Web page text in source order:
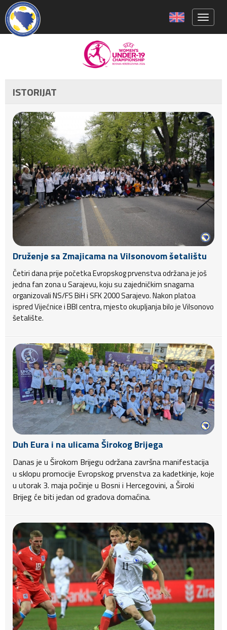
ISTORIJAT
Druženje sa Zmajicama na Vilsonovom šetalištu
Četiri dana prije početka Evropskog prvenstva održana je još
jedna fan zona u Sarajevu, koju su zajedničkim snagama
organizovali NS/FS BiH i SFK 2000 Sarajevo. Nakon platoa
ispred Vijećnice i BBI centra, mjesto okupljanja bilo je Vilsonovo
šetalište.
Duh Eura i na ulicama Širokog Brijega
Danas je u Širokom Brijegu održana završna manifestacija
u sklopu promocije Evropskog prvenstva za kadetkinje, koje
u utorak 3. maja počinje u Bosni i Hercegovini, a Široki
Brijeg će biti jedan od gradova domaćina.